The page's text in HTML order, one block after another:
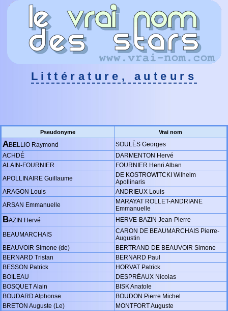
Littérature, auteurs
Pseudonyme Vrai nom
ABELLIO Raymond
SOULÈS Georges
ACHDÉ
DARMENTON Hervé
ALAIN-FOURNIER
FOURNIER Henri Alban
APOLLINAIRE Guillaume
DE KOSTROWITCKI Wilhelm
Apollinaris
ARAGON Louis
ANDRIEUX Louis
ARSAN Emmanuelle
MARAYAT ROLLET-ANDRIANE
Emmanuelle
BAZIN Hervé HERVE-BAZIN Jean-Pierre
BEAUMARCHAIS
CARON DE BEAUMARCHAIS Pierre-
Augustin
BEAUVOIR Simone (de)
BERTRAND DE BEAUVOIR Simone
BERNARD Tristan
BERNARD Paul
BESSON Patrick
HORVAT Patrick
BOILEAU
DESPRÉAUX Nicolas
BOSQUET Alain
BISK Anatole
BOUDARD Alphonse
BOUDON Pierre Michel
BRETON Auguste (Le)
MONTFORT Auguste